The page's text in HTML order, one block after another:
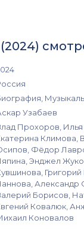
Узабаев
Прохоров,
Климова,
Фёдор
Энджел
Александр
Борисов,
Ковалюк,
Коновалов